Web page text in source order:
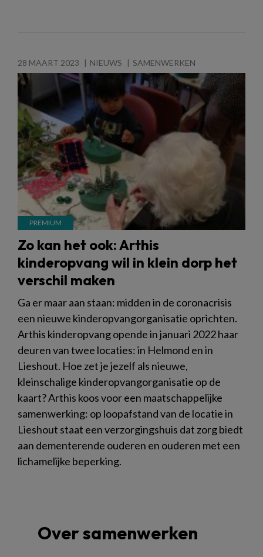
28 MAART 2023 NIEUWS SAMENWERKEN
Zo kan het ook: Arthis
kinderopvang wil in klein dorp het
verschil maken
Ga er maar aan staan: midden in de coronacrisis
een nieuwe kinderopvangorganisatie oprichten.
Arthis kinderopvang opende in januari 2022 haar
deuren van twee locaties: in Helmond en in
Lieshout. Hoe zet je jezelf als nieuwe,
kleinschalige kinderopvangorganisatie op de
kaart? Arthis koos voor een maatschappelijke
samenwerking: op loopafstand van de locatie in
Lieshout staat een verzorgingshuis dat zorg biedt
aan dementerende ouderen en ouderen met een
lichamelijke beperking.
Over samenwerken